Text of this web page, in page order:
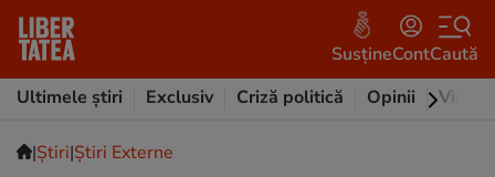
SusțineContCaută
Ultimele știri
Exclusiv Criză politică Opinii Video
|Ştiri|Știri Externe